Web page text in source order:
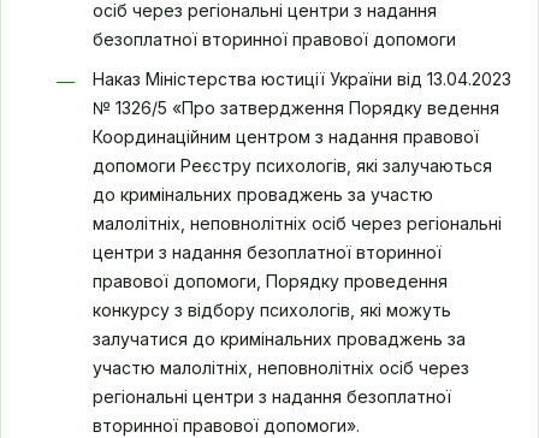
осіб через регіональні центри з надання
безоплатної вторинної правової допомоги
Наказ Міністерства юстиції України від 13.04.2023
№ 1326/5 «Про затвердження Порядку ведення
Координаційним центром з надання правової
допомоги Реєстру психологів, які залучаються
до кримінальних проваджень за участю
малолітніх, неповнолітніх осіб через регіональні
центри з надання безоплатної вторинної
правової допомоги, Порядку проведення
конкурсу з відбору психологів, які можуть
залучатися до кримінальних проваджень за
участю малолітніх, неповнолітніх осіб через
регіональні центри з надання безоплатної
вторинної правової допомоги».